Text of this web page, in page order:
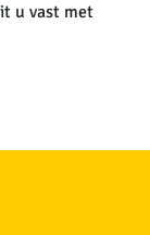
u vast met